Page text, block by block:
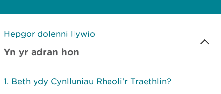
Hepgor dolenni llywio
Yn yr adran hon
Beth ydy Cynlluniau Rheoli'r Traethlin?